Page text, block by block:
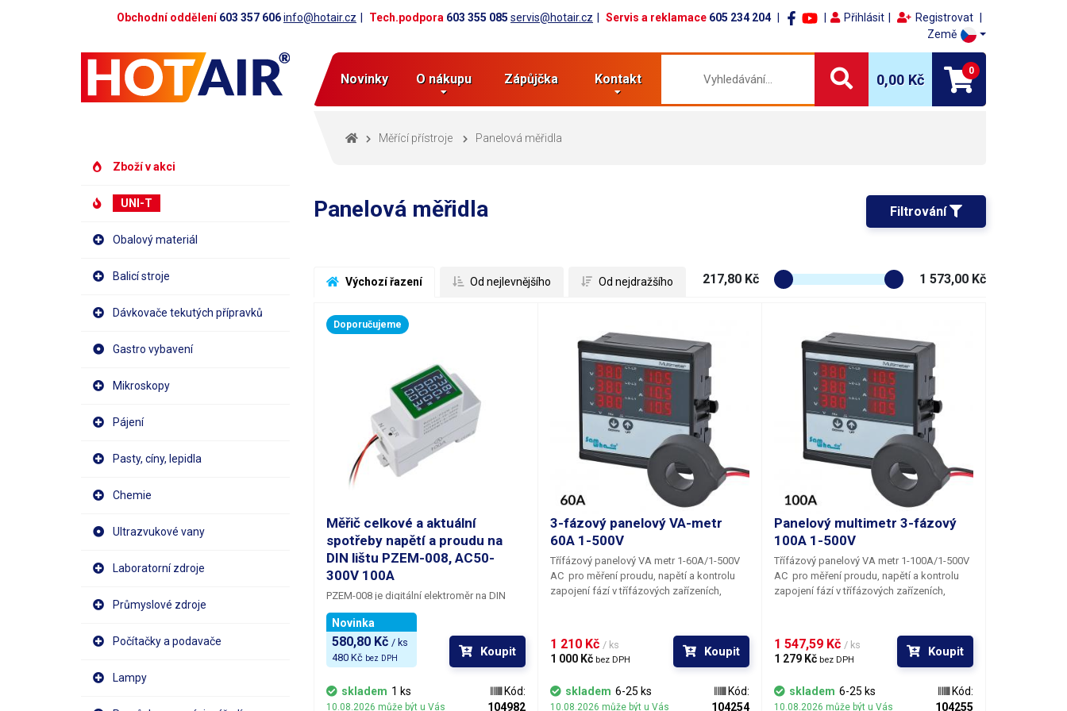
Obchodní oddělení603 357 606info@hotair.cz Tech.podpora 603 355 085 servis@hotair.cz Servis a reklamace 605 234 204 Přihlásit
Registrovat
Země
Novinky O nákupu Zápůjčka Kontakt 0,00 Kč
0
Zboží v akci
UNI-T
Obalový materiál
Balicí stroje
Dávkovače tekutých přípravků
Gastro vybavení
Mikroskopy
Pájení
Pasty, cíny, lepidla
Chemie
Ultrazvukové vany
Laboratorní zdroje
Průmyslové zdroje
Počítačky a podavače
Lampy
Měřící přístroje Panelová měřidla
Panelová měřidla Filtrování
Výchozí řazení Od nejlevnějšího Od nejdražšího 217,80 Kč 1 573,00 Kč
Měřič celkové a aktuální
spotřeby napětí a proudu na
DIN lištu PZEM-008, AC50-
300V 100A
PZEM-008 je digitální elektroměr na DIN
lištu určený pro přesné měření elektrických
parametrů v jednofázové síti 230V AC.
Přístroj umožňuje sledovat napětí (V),
proud (A), okamžitý výkon (W) a celkovou
spotřebu elektrické energie (kWh).
Přehledný podsvícený displej poskytuje
okamžitý přehled o aktuálním odběru i
Novinka
580,80 Kč / ks
480 Kč bez DPH Koupit
skladem 1 ks
10.08.2026 může být u Vás
Kód:
104982
Doporučujeme
3-fázový panelový VA-metr
60A 1-500V
Třífázový panelový VA metr 1-60A/1-500V
AC pro měření proudu, napětí a kontrolu
zapojení fází v třífázových zařízeních,
střídavého rozvodu 1-500V AC s měřením
proudu v rozsahu 1-60A na každé jedné
fázi. Multimetr je určen pro zabudování do
pro připojení proudových cívek, které měří
1 210 Kč / ks
1 000 Kč bez DPH
Koupit
skladem 6-25 ks
10.08.2026 může být u Vás
Kód:
104254
Panelový multimetr 3-fázový
100A 1-500V
Třífázový panelový VA metr 1-100A/1-500V
AC pro měření proudu, napětí a kontrolu
zapojení fází v třífázových zařízeních,
střídavého rozvodu 1-500V AC s měřením
proudu v rozsahu 1-100A na každé jedné
fázi. Multimetr je určen pro zabudování do
pro připojení proudových cívek, které měří
1 547,59 Kč / ks
1 279 Kč bez DPH
Koupit
skladem 6-25 ks
10.08.2026 může být u Vás
Kód:
104255